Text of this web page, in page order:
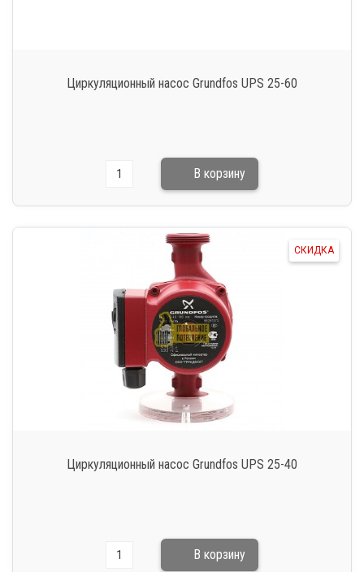
Циркуляционный насос Grundfos UPS 25-60
СКИДКА
Циркуляционный насос Grundfos UPS 25-40